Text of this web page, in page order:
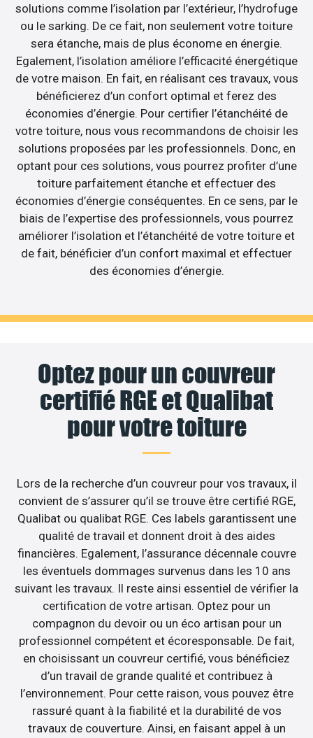
solutions comme l’isolation par l’extérieur, l’hydrofuge
ou le sarking. De ce fait, non seulement votre toiture
sera étanche, mais de plus économe en énergie.
Egalement, l’isolation améliore l’efficacité énergétique
de votre maison. En fait, en réalisant ces travaux, vous
bénéficierez d’un confort optimal et ferez des
économies d’énergie. Pour certifier l’étanchéité de
votre toiture, nous vous recommandons de choisir les
solutions proposées par les professionnels. Donc, en
optant pour ces solutions, vous pourrez profiter d’une
toiture parfaitement étanche et effectuer des
économies d’énergie conséquentes. En ce sens, par le
biais de l’expertise des professionnels, vous pourrez
améliorer l’isolation et l’étanchéité de votre toiture et
de fait, bénéficier d’un confort maximal et effectuer
des économies d’énergie.
Optez pour un couvreur
certifié RGE et Qualibat
pour votre toiture
Lors de la recherche d’un couvreur pour vos travaux, il
convient de s’assurer qu’il se trouve être certifié RGE,
Qualibat ou qualibat RGE. Ces labels garantissent une
qualité de travail et donnent droit à des aides
financières. Egalement, l’assurance décennale couvre
les éventuels dommages survenus dans les 10 ans
suivant les travaux. Il reste ainsi essentiel de vérifier la
certification de votre artisan. Optez pour un
compagnon du devoir ou un éco artisan pour un
professionnel compétent et écoresponsable. De fait,
en choisissant un couvreur certifié, vous bénéficiez
d’un travail de grande qualité et contribuez à
l’environnement. Pour cette raison, vous pouvez être
rassuré quant à la fiabilité et la durabilité de vos
travaux de couverture. Ainsi, en faisant appel à un